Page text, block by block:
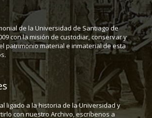
de la Universidad de Santiago de
con la misión de custodiar, conservar y
patrimonio material e inmaterial de esta
ligado a la historia de la Universidad y
con nuestro Archivo, escríbenos a